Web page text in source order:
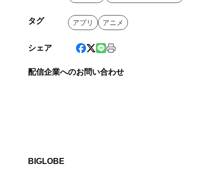
タグ アプリ アニメ
シェア
配信企業へのお問い合わせ
BIGLOBE